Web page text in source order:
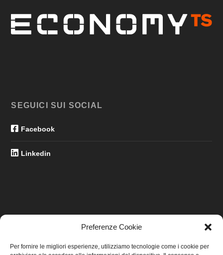
Preferenze Cookie
Per fornire le migliori esperienze, utilizziamo tecnologie come i cookie per
SEGUICI SUI SOCIAL
Facebook
Linkedin